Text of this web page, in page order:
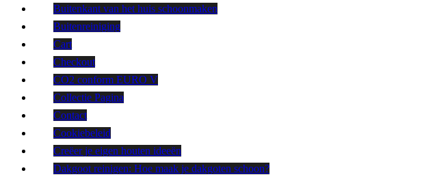
Buitenkant van het huis schoonmaken
Buitenreiniging
Cart
Checkout
CO2 conform EURO V
Collectie Pagina
Contact
Cookiebeleid
Creëer je eigen houten ideeën
Dakgoot reinigen: Hoe maak je dakgoten schoon?